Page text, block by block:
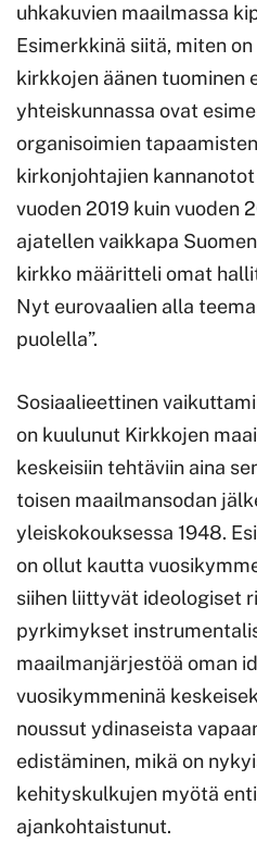
uhkakuvien maailmassa
Esimerkkinä siitä, miten
kirkkojen äänen tuominen
yhteiskunnassa ovat
organisoimien
kirkonjohtajien
vuoden 2019 kuin vuoden
ajatellen vaikkapa
kirkko määritteli omat
Nyt eurovaalien alla
puolella”.
Sosiaalieettinen
on kuulunut Kirkkojen
keskeisiin tehtäviin aina
toisen maailmansodan
yleiskokouksessa 1948.
on ollut kautta
siihen liittyvät ideologiset
pyrkimykset
maailmanjärjestöä oman
vuosikymmeninä
noussut ydinaseista
edistäminen, mikä on
kehityskulkujen myötä
ajankohtaistunut.